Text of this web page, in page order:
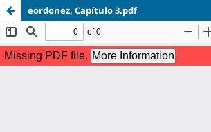
eordonez, Capítulo 3.pdf